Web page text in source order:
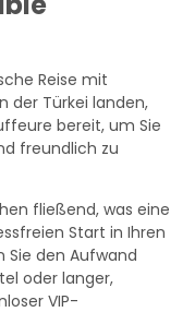
Reise mit
der Türkei landen,
bereit, um Sie
freundlich zu
fließend, was eine
Start in Ihren
Sie den Aufwand
oder langer,
VIP-